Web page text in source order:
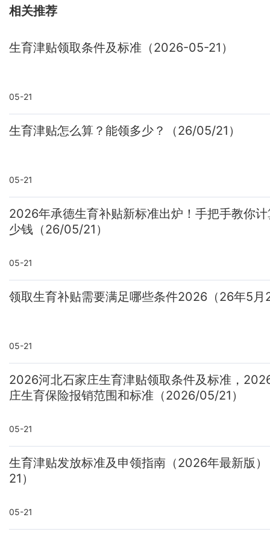
相关推荐
生育津贴领取条件及标准（2026-05-21）
05-21
生育津贴怎么算？能领多少？（26/05/21）
05-21
2026年承德生育补贴新标准出炉！手把手教你
少钱（26/05/21）
05-21
领取生育补贴需要满足哪些条件2026（26年5月
05-21
2026河北石家庄生育津贴领取条件及标准，
庄生育保险报销范围和标准（2026/05/21）
05-21
生育津贴发放标准及申领指南（2026年最新版
21）
05-21